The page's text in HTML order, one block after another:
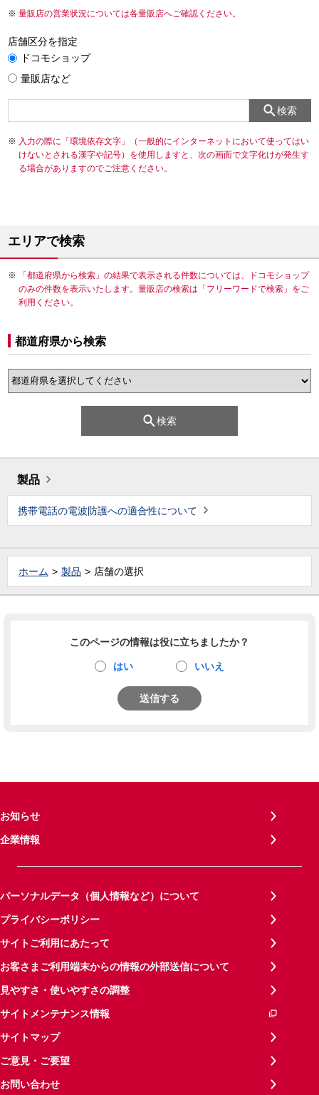
量販店の営業状況については各量販店へご確認ください。
店舗区分を指定
ドコモショップ
量販店など
検索
入力の際に「環境依存文字」（一般的にインターネットにおいて使ってはい
けないとされる漢字や記号）を使用しますと、次の画面で文字化けが発生す
る場合がありますのでご注意ください。
エリアで検索
「都道府県から検索」の結果で表示される件数については、ドコモショップ
のみの件数を表示いたします。量販店の検索は「フリーワードで検索」をご
利用ください。
都道府県から検索
検索
製品
携帯電話の電波防護への適合性について
ホーム 製品 店舗の選択
このページの情報は役に立ちましたか？
はい いいえ
送信する
お知らせ
企業情報
パーソナルデータ（個人情報など）について
プライバシーポリシー
サイトご利用にあたって
お客さまご利用端末からの情報の外部送信について
見やすさ・使いやすさの調整
サイトメンテナンス情報
サイトマップ
ご意見・ご要望
お問い合わせ